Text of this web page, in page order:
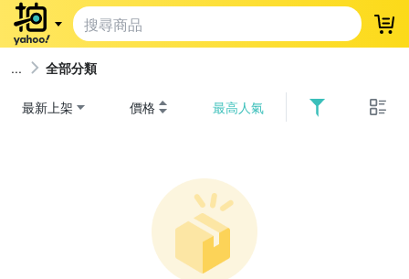
登
全部分類
最新上架 價格 最高人氣